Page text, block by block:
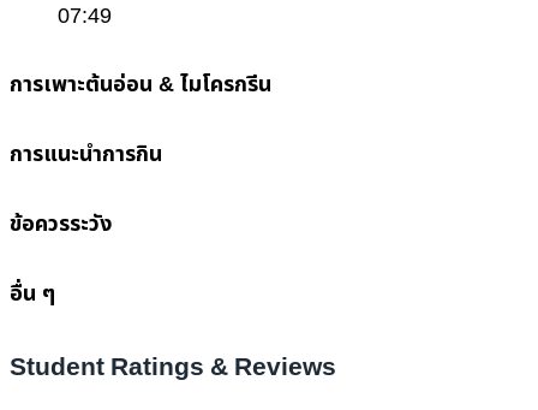
07:49
การเพาะต้นอ่อน & ไมโครกรีน
การแนะนำการกิน
ข้อควรระวัง
อื่น ๆ
Student Ratings & Reviews